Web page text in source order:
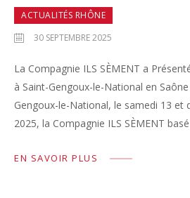
ACTUALITÉS RHÔNE
30 SEPTEMBRE 2025
La Compagnie ILS SÈMENT a
à Saint-Gengoux-le-National en
Gengoux-le-National, le samedi 13 et
2025, la Compagnie ILS SÈMENT
EN SAVOIR PLUS